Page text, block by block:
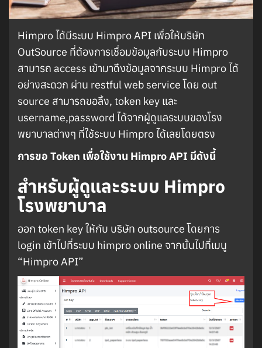
Himpro ได้มีระบบ Himpro API เพื่อให้บริษัท
OutSource ที่ต้องการเชื่อมข้อมูลกับระบบ Himpro
สามารถ access เข้ามาดึงข้อมูลจากระบบ Himpro ได้
อย่างสะดวก ผ่าน restful web service โดย out
source สามารถขอลิ้ง, token key และ
username,password ได้จากผู้ดูแลระบบของโรง
พยาบาลต่างๆ ที่ใช้ระบบ Himpro ได้เลยโดยตรง
การขอ Token เพื่อใช้งาน Himpro API มีดังนี้
สำหรับผู้ดูและระบบ Himpro
โรงพยาบาล
ออก token key ให้กับ บริษัท outsource โดยการ
login เข้าไปที่ระบบ himpro online จากนั้นไปที่เมนู
“Himpro API”